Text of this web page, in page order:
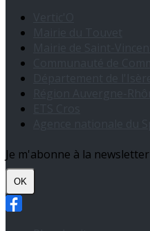
Je m'abonne à la newsletter
OK